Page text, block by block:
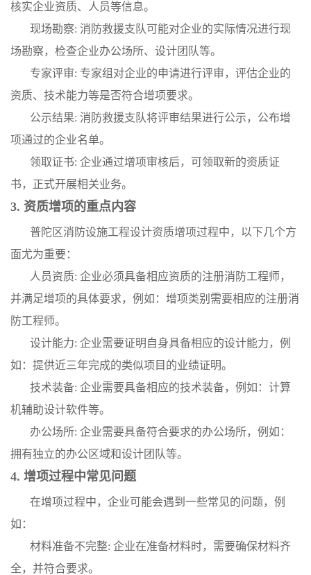
核实企业资质、人员等信息。
现场勘察: 消防救援支队可能对企业的实际情况进行现
场勘察，检查企业办公场所、设计团队等。
专家评审: 专家组对企业的申请进行评审，评估企业的
资质、技术能力等是否符合增项要求。
公示结果: 消防救援支队将评审结果进行公示，公布增
项通过的企业名单。
领取证书: 企业通过增项审核后，可领取新的资质证
书，正式开展相关业务。
3. 资质增项的重点内容
普陀区消防设施工程设计资质增项过程中，以下几个方
面尤为重要：
人员资质: 企业必须具备相应资质的注册消防工程师，
并满足增项的具体要求，例如：增项类别需要相应的注册消
防工程师。
设计能力: 企业需要证明自身具备相应的设计能力，例
如：提供近三年完成的类似项目的业绩证明。
技术装备: 企业需要具备相应的技术装备，例如：计算
机辅助设计软件等。
办公场所: 企业需要具备符合要求的办公场所，例如：
拥有独立的办公区域和设计团队等。
4. 增项过程中常见问题
在增项过程中，企业可能会遇到一些常见的问题，例
如：
材料准备不完整: 企业在准备材料时，需要确保材料齐
全，并符合要求。